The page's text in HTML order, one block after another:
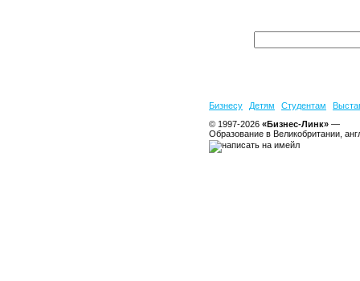
Бизнесу Детям Студентам
© 1997-2026 «Бизнес-Линк» —
Образование в Великобритании,